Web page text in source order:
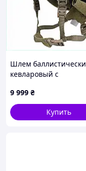
сайте
ЕСТЬ
Шлем
кевларовый с
87649XE12M
9 999 ₴
Купить